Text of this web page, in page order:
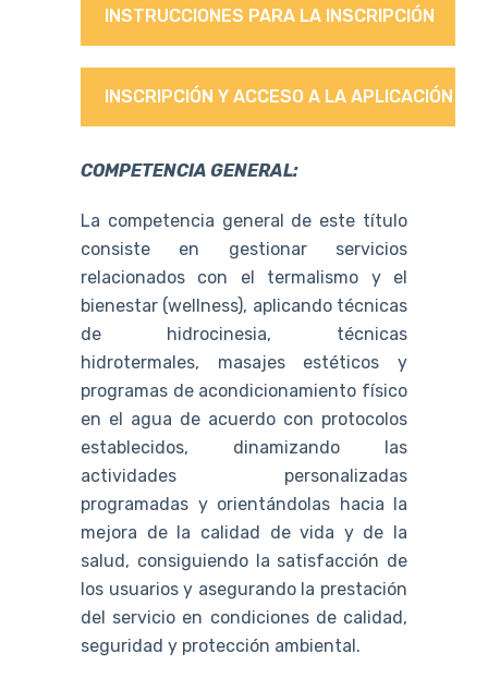
INSTRUCCIONES PARA LA INSCRIPCIÓN
INSCRIPCIÓN Y ACCESO A LA APLICACIÓN
COMPETENCIA GENERAL:
La competencia general de este título
consiste en gestionar servicios
relacionados con el termalismo y el
bienestar (wellness), aplicando técnicas
de hidrocinesia, técnicas
hidrotermales, masajes estéticos y
programas de acondicionamiento físico
en el agua de acuerdo con protocolos
establecidos, dinamizando las
actividades personalizadas
programadas y orientándolas hacia la
mejora de la calidad de vida y de la
salud, consiguiendo la satisfacción de
los usuarios y asegurando la prestación
del servicio en condiciones de calidad,
seguridad y protección ambiental.